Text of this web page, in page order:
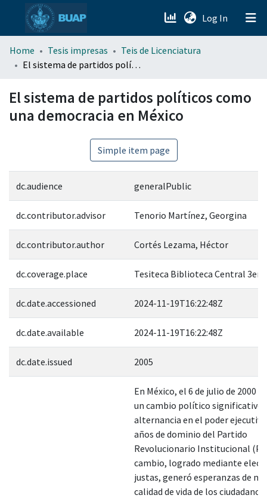
Log In (current)
menu.section.about_menu
Home Tesis impresas
Teis de Licenciatura
El sistema de partidos políticos como una democracia en México
El sistema de partidos políticos como
una democracia en México
Simple item page
dc.audience generalPublic
dc.contributor.advisor Tenorio Martínez, Georgina
dc.contributor.author Cortés Lezama, Héctor
dc.coverage.place Tesiteca Biblioteca Central 3er.
dc.date.accessioned 2024-11-19T16:22:48Z
dc.date.available 2024-11-19T16:22:48Z
dc.date.issued 2005
En México, el 6 de julio de 2000
un cambio político significativo
alternancia en el poder
años de dominio del Partido
Revolucionario Institucional
cambio, logrado mediante
justas, generó esperanzas de
calidad de vida de los